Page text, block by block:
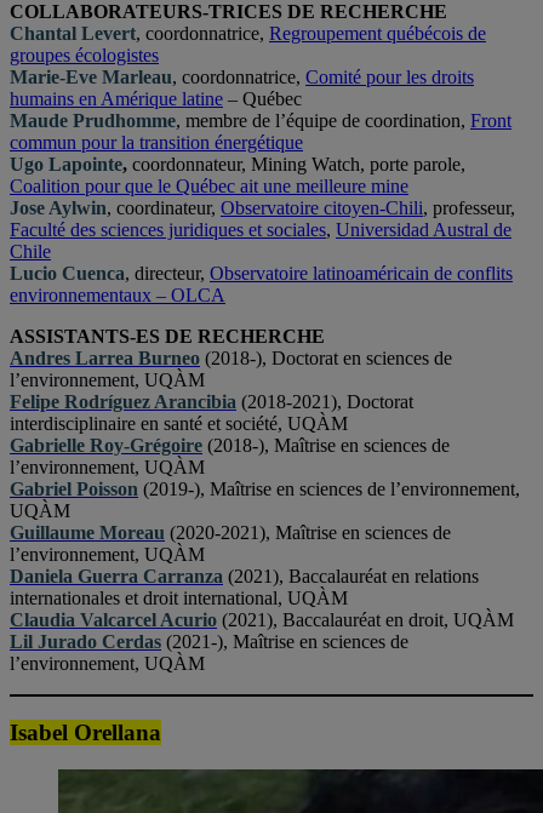
COLLABORATEURS-TRICES DE RECHERCHE
Chantal Levert, coordonnatrice, Regroupement québécois de
groupes écologistes
Marie-Eve Marleau, coordonnatrice, Comité pour les droits
humains en Amérique latine – Québec
Maude Prudhomme, membre de l’équipe de coordination, Front
commun pour la transition énergétique
Ugo Lapointe, coordonnateur, Mining Watch, porte parole,
Coalition pour que le Québec ait une meilleure mine
Jose Aylwin, coordinateur, Observatoire citoyen-Chili, professeur,
Faculté des sciences juridiques et sociales, Universidad Austral de
Chile
Lucio Cuenca, directeur, Observatoire latinoaméricain de conflits
environnementaux – OLCA
ASSISTANTS-ES DE RECHERCHE
Andres Larrea Burneo (2018-), Doctorat en sciences de
l’environnement, UQÀM
Felipe Rodríguez Arancibia (2018-2021), Doctorat
interdisciplinaire en santé et société, UQÀM
Gabrielle Roy-Grégoire (2018-), Maîtrise en sciences de
l’environnement, UQÀM
Gabriel Poisson (2019-), Maîtrise en sciences de l’environnement,
UQÀM
Guillaume Moreau (2020-2021), Maîtrise en sciences de
l’environnement, UQÀM
Daniela Guerra Carranza (2021), Baccalauréat en relations
internationales et droit international, UQÀM
Claudia Valcarcel Acurio (2021), Baccalauréat en droit, UQÀM
Lil Jurado Cerdas (2021-), Maîtrise en sciences de
l’environnement, UQÀM
Isabel Orellana